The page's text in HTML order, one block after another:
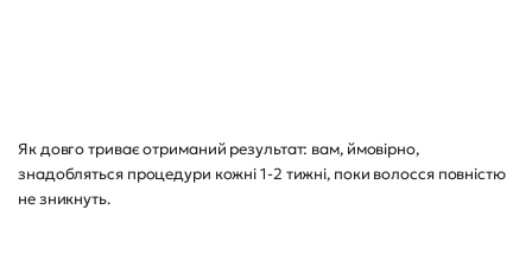
Як довго триває отриманий результат: вам, ймовірно,
знадобляться процедури кожні 1-2 тижні, поки волосся повністю
не зникнуть.